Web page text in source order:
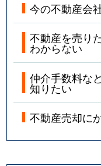
今の不動産会
不動産を売り
わからない
仲介手数料な
知りたい
不動産売却に